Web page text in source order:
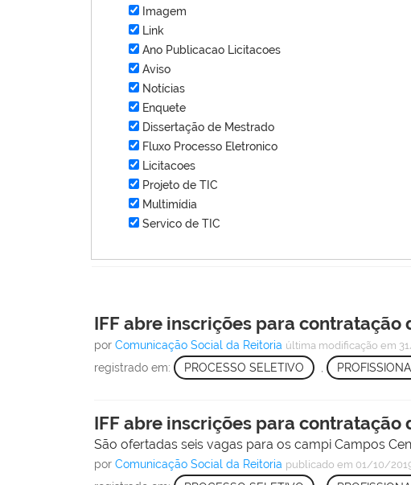
Imagem
Link
Ano Publicacao Licitacoes
Aviso
Notícias
Enquete
Dissertação de Mestrado
Fluxo Processo Eletronico
Licitacoes
Projeto de TIC
Multimídia
Servico de TIC
IFF abre inscrições para
porComunicação Social da Reitoria última modificação em
registrado em: PROCESSO SELETIVO
IFF abre inscrições para
São ofertadas seis vagas para os campi Campos
porComunicação Social da Reitoria publicado em 01/10/